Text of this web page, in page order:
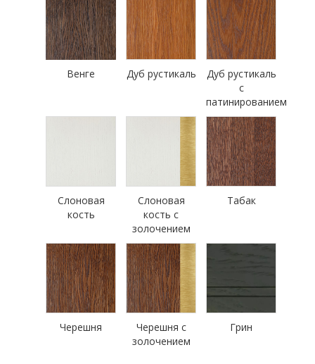
Венге Дуб рустикаль
Дуб рустикаль
с
патинированием
Слоновая
кость
Слоновая
кость с
золочением
Табак
Черешня
Черешня с
золочением
Грин